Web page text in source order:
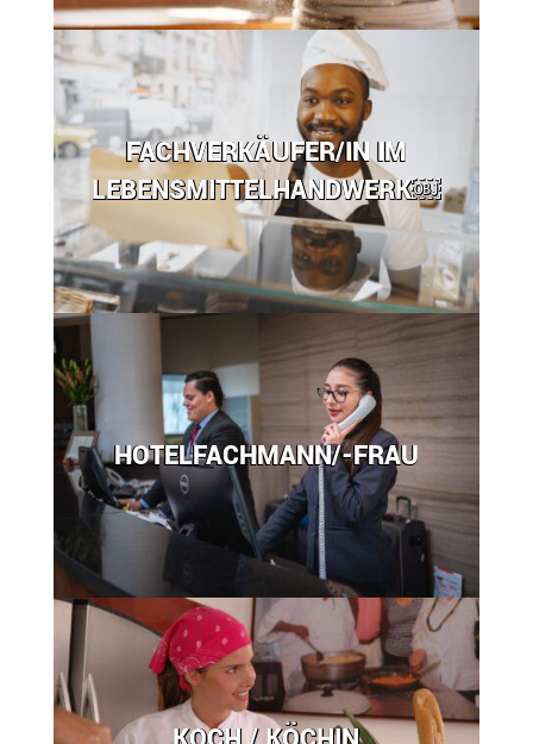
FACHVERKÄUFER/IN IM
LEBENSMITTELHANDWERK￼
HOTELFACHMANN/-FRAU